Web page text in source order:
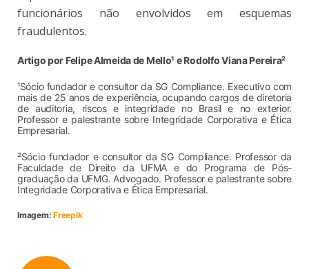
funcionários não envolvidos em esquemas
fraudulentos.
Artigo por Felipe Almeida de Mello¹ e Rodolfo Viana Pereira²
¹Sócio fundador e consultor da SG Compliance. Executivo com
mais de 25 anos de experiência, ocupando cargos de diretoria
de auditoria, riscos e integridade no Brasil e no exterior.
Professor e palestrante sobre Integridade Corporativa e Ética
Empresarial.
²Sócio fundador e consultor da SG Compliance. Professor da
Faculdade de Direito da UFMA e do Programa de Pós-
graduação da UFMG. Advogado. Professor e palestrante sobre
Integridade Corporativa e Ética Empresarial.
Imagem:Freepik